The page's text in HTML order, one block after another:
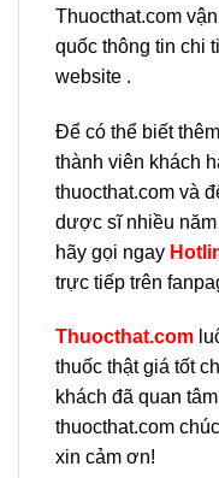
Thuocthat.com
quốc thông tin chi
website .
Để có thể biết
thành viên khách
thuocthat.com và
dược sĩ nhiều
hãy gọi ngay H
trực tiếp trên
Thuocthat.com
thuốc thật giá tốt
khách đã quan
thuocthat.com
xin cảm ơn!